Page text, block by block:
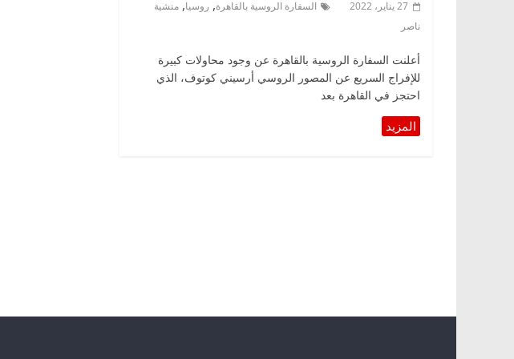
27 يناير، 2022 السفارة الروسية بالقاهرة, روسيا, منشية
ناصر
أعلنت السفارة الروسية بالقاهرة عن وجود محاولات كبيرة
للإفراج السريع عن المصور الروسي أرسيني كوتوف، الذي
احتجز في القاهرة بعد